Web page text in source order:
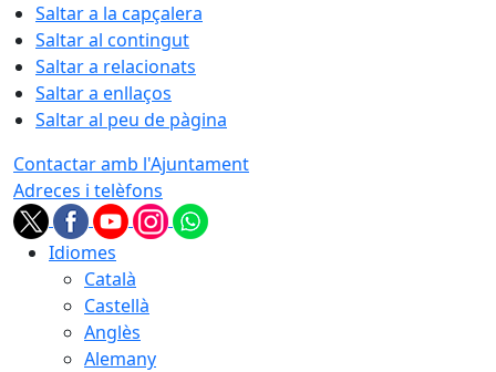
Saltar a la capçalera
Saltar al contingut
Saltar a relacionats
Saltar a enllaços
Saltar al peu de pàgina
Contactar amb l'Ajuntament
Adreces i telèfons
Idiomes
Català
Castellà
Anglès
Alemany